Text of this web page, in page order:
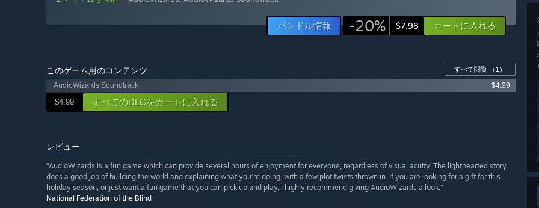
バンドル情報 -20% $7.98 カートに入れる
このゲーム用のコンテンツ すべて閲覧
（1）
AudioWizards Soundtrack
$4.99
$4.99 すべてのDLCをカートに入れる
レビュー
“AudioWizards is a fun game which can provide several hours of enjoyment for everyone, regardless of visual acuity. The lighthearted story
does a good job of building the world and explaining what you’re doing, with a few plot twists thrown in. If you are looking for a gift for this
holiday season, or just want a fun game that you can pick up and play, I highly recommend giving AudioWizards a look.”
National Federation of the Blind